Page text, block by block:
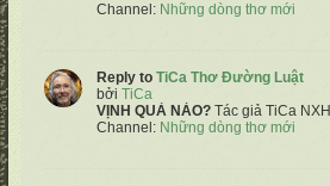
Channel: Những dòng thơ mới
Reply to TiCa Thơ Đường Luật
bởi TiCa
VỊNH QUẢ NÀO? Tác giả TiCa NXH
Channel: Những dòng thơ mới